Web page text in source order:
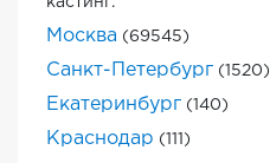
Москва (69545)
Санкт-Петербург (1520)
Екатеринбург (140)
Краснодар (111)